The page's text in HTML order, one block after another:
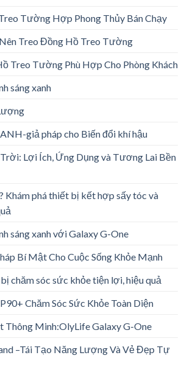
Tường Hợp Phong Thủy Bán Chạy
Treo Đồng Hồ Treo Tường
Treo Tường Phù Hợp Cho Phòng Khách
sáng xanh
giả pháp cho Biến đổi khí hậu
Lợi Ích, Ứng Dụng và Tương Lai Bền
Khám phá thiết bị kết hợp sấy tóc và
sáng xanh với Galaxy G-One
Bí Mật Cho Cuộc Sống Khỏe Mạnh
chăm sóc sức khỏe tiện lợi, hiệu quả
Chăm Sóc Sức Khỏe Toàn Diện
Thông Minh:OlyLife Galaxy G-One
–Tái Tạo Năng Lượng Và Vẻ Đẹp Tự